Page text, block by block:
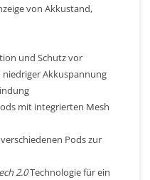
von Akkustand,
und Schutz vor
niedriger Akkuspannung
mit integrierten Mesh
Pods zur
2.0Technologie für ein